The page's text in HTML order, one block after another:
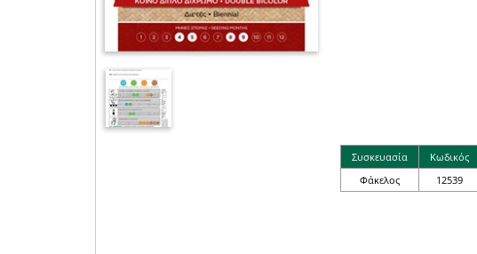
Συσκευασία
Κωδικός
Φάκελος
12539